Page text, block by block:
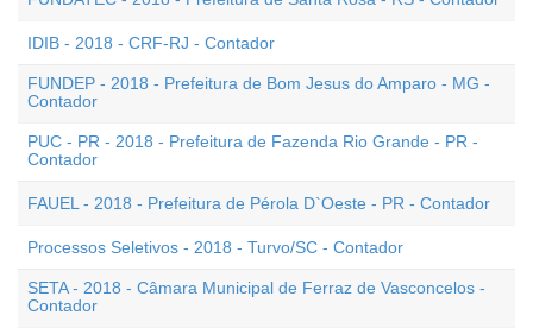
IDIB - 2018 - CRF-RJ - Contador
FUNDEP - 2018 - Prefeitura de Bom Jesus do Amparo - MG -
Contador
PUC - PR - 2018 - Prefeitura de Fazenda Rio Grande - PR -
Contador
FAUEL - 2018 - Prefeitura de Pérola D`Oeste - PR - Contador
Processos Seletivos - 2018 - Turvo/SC - Contador
SETA - 2018 - Câmara Municipal de Ferraz de Vasconcelos -
Contador